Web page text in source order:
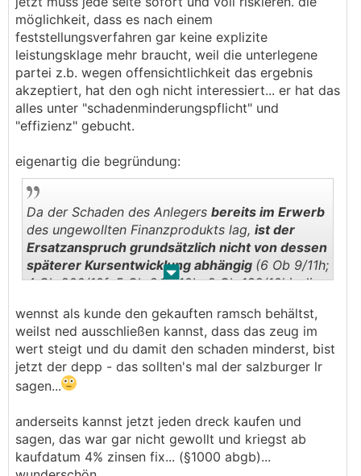
Vom Geschädigten wird auch verlangt, zur
Ermittlung der Schadenshöhe naheliegende und
zweckmäßige Maßnahmen zu ergreifen, um auf
diese Weise die Voraussetzungen für die
Schadensbezifferung in einer Leistungsklage zu
schaffen (RIS-Justiz RS0118968; 3 Ob 39/12w; sa
Brenn, Feststellungsbegehren versus
„Naturalrestitution“, EvBl 2012/109 [762]).
2.3. Die ältere Rechtsprechung des Obersten
Gerichtshofs hat in Anlegerschadensfällen ein
Feststellungsinteresse des Klägers dann bejaht,
wenn er das erworbene Anlageprodukt noch
nicht veräußert hatte und weder rechnerischen
Geldersatz noch „Naturalrestitution“ in Form einer
beidseitigen Rückabwicklung begehrt hat, weil
beziffert werden könne (9 Ob 53/03i; 8 Ob
123/05d).
Diese Rechtsprechung, die praktisch von einem
unbeschränkten Wahlrecht zwischen Leistungs-
Wesentlichen als überholt zu betrachten.
möglichkeit, dass es nach einem
feststellungsverfahren gar keine explizite
leistungsklage mehr braucht, weil die unterlegene
partei z.b. wegen offensichtlichkeit das ergebnis
akzeptiert, hat den ogh nicht interessiert... er hat das
alles unter "schadenminderungspflicht" und
"effizienz" gebucht.
eigenartig die begründung:
. .
Da der Schaden des Anlegers bereits im Erwerb
des ungewollten Finanzprodukts lag, ist der
Ersatzanspruch grundsätzlich nicht von dessen
späterer Kursentwicklung abhängig (6 Ob 9/11h;
4 Ob 200/10f; 5 Ob 246/10b; 8 Ob 132/10k), die
des Bereicherungsausgleichs.
wennst als kunde den gekauften ramsch behältst,
weilst ned ausschließen kannst, dass das zeug im
wert steigt und du damit den schaden minderst, bist
jetzt der depp - das sollten's mal der salzburger lr
sagen...
anderseits kannst jetzt jeden dreck kaufen und
sagen, das war gar nicht gewollt und kriegst ab
kaufdatum 4% zinsen fix... (§1000 abgb)...